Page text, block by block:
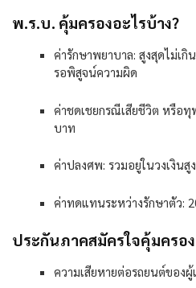
พ.ร.บ. คุ้มครองอะไรบ้าง?
ค่ารักษาพยาบาล: สูงสุดไม่เกิน
รอพิสูจน์ความผิด
ค่าชดเชยกรณีเสียชีวิต หรือทุ
บาท
ค่าปลงศพ: รวมอยู่ในวงเงิน
ค่าทดแทนระหว่างรักษาตัว:
ประกันภาคสมัครใจคุ้มครอง
ความเสียหายต่อรถยนต์ของผู้